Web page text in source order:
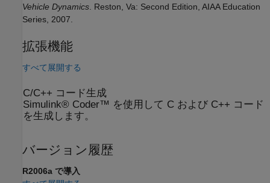
Vehicle Dynamics . Reston, Va: Second Edition, AIAA Education
Series, 2007.
拡張機能
すべて展開する
C/C++ コード生成
Simulink® Coder™ を使用して C および C++ コード
を生成します。
バージョン履歴
R2006a で導入